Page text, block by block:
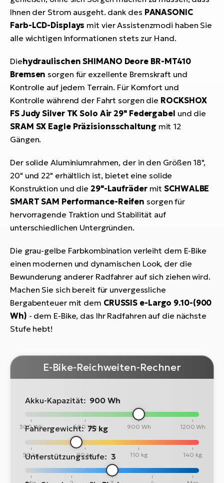
Ihnen der Strom ausgeht. dank des PANASONIC
Farb-LCD-Displays mit vier Assistenzmodi haben Sie
alle wichtigen Informationen stets zur Hand.
Diehydraulischen SHIMANO Deore BR-MT410
Bremsen sorgen für exzellente Bremskraft und
Kontrolle auf jedem Terrain. Für Komfort und
Kontrolle während der Fahrt sorgen die ROCKSHOX
FS Judy Silver TK Solo Air 29" Federgabel und die
SRAM SX Eagle Präzisionsschaltung mit 12
Gängen.
Der solide Aluminiumrahmen, der in den Größen 18",
20" und 22" erhältlich ist, bietet eine solide
Konstruktion und die 29"-LaufrädermitSCHWALBE
SMART SAM Performance-Reifen sorgen für
hervorragende Traktion und Stabilität auf
unterschiedlichen Untergründen.
Die grau-gelbe Farbkombination verleiht dem E-Bike
einen modernen und dynamischen Look, der die
Bewunderung anderer Radfahrer auf sich ziehen wird.
Machen Sie sich bereit für unvergessliche
Bergabenteuer mit dem CRUSSIS e-Largo 9.10-(900
Wh) - dem E-Bike, das Ihr Radfahren auf die nächste
Stufe hebt!
E-Bike-Reichweiten-Rechner
Akku-Kapazität: 900 Wh
300 Wh 600 Wh 900 Wh 1200 Wh
Fahrergewicht: 75 kg
50 kg 80 kg 110 kg 140 kg
Unterstützungsstufe: 3